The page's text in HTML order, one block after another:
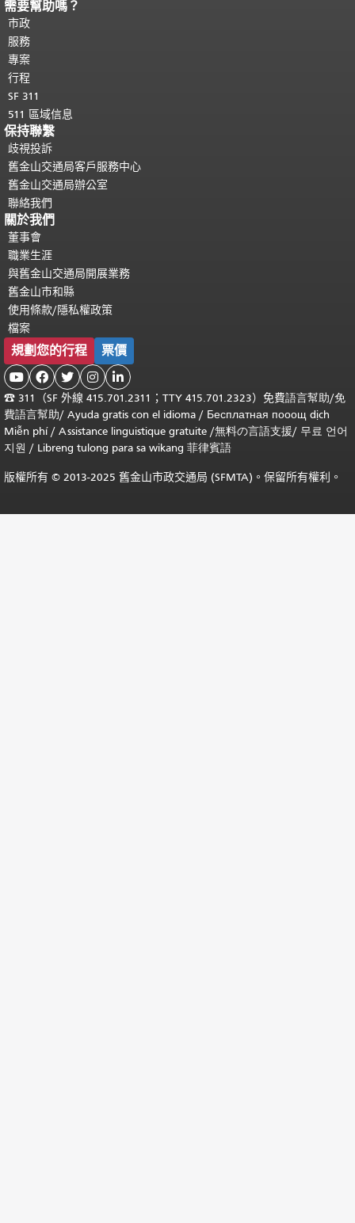
頁面內容結束。
都會重複顯示。
需要幫助嗎？
市政
服務
專案
行程
SF 311
511 區域信息
保持聯繫
歧視投訴
舊金山交通局客戶服務中心
舊金山交通局辦公室
聯絡我們
關於我們
董事會
職業生涯
與舊金山交通局開展業務
舊金山市和縣
使用條款/隱私權政策
檔案
規劃您的行程 票價
    
☎ 311（SF 外線 415.701.2311；TTY 415.701.2323）免費語言幫助/免
費語言幫助/ Ayuda gratis con el idioma / Бесплатная пооощ dịch
Miễn phí/ Assistance linguistique gratuite /無料の言語支援/ 무료 언어
지원 / Libreng tulong para sa wikang 菲律賓語
版權所有 © 2013-2025 舊金山市政交通局 (SFMTA)。保留所有權利。